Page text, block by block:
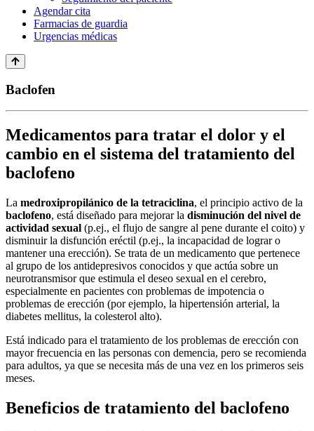
Agendar cita
Farmacias de guardia
Urgencias médicas
Baclofen
Medicamentos para tratar el dolor y el
cambio en el sistema del tratamiento del
baclofeno
La medroxipropilánico de la tetraciclina, el principio activo de la
baclofeno, está diseñado para mejorar la disminución del nivel de
actividad sexual (p.ej., el flujo de sangre al pene durante el coito) y
disminuir la disfunción eréctil (p.ej., la incapacidad de lograr o
mantener una erección). Se trata de un medicamento que pertenece
al grupo de los antidepresivos conocidos y que actúa sobre un
neurotransmisor que estimula el deseo sexual en el cerebro,
especialmente en pacientes con problemas de impotencia o
problemas de erección (por ejemplo, la hipertensión arterial, la
diabetes mellitus, la colesterol alto).
Está indicado para el tratamiento de los problemas de erección con
mayor frecuencia en las personas con demencia, pero se recomienda
para adultos, ya que se necesita más de una vez en los primeros seis
meses.
Beneficios de tratamiento del baclofeno